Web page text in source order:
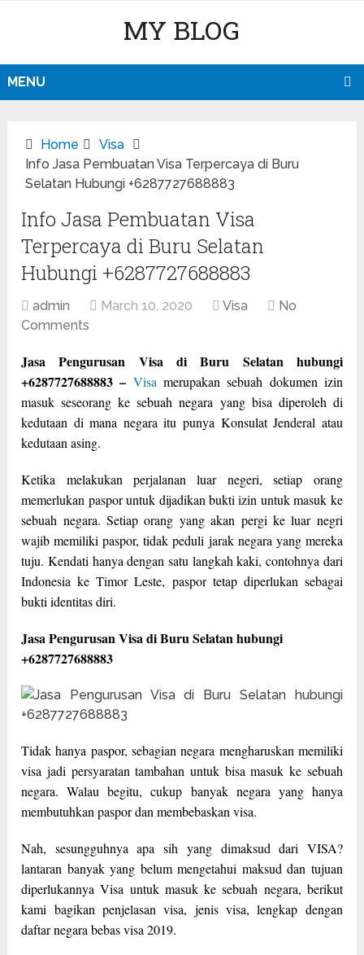
MY BLOG
MENU
Home
Visa
Info Jasa Pembuatan Visa Terpercaya di Buru
Selatan Hubungi +6287727688883
Info Jasa Pembuatan Visa
Terpercaya di Buru Selatan
Hubungi +6287727688883
admin March 10, 2020 Visa
No
Comments
Jasa Pengurusan Visa di Buru Selatan hubungi
+6287727688883 – Visa merupakan sebuah dokumen izin
masuk seseorang ke sebuah negara yang bisa diperoleh di
kedutaan di mana negara itu punya Konsulat Jenderal atau
kedutaan asing.
Ketika melakukan perjalanan luar negeri, setiap orang
memerlukan paspor untuk dijadikan bukti izin untuk masuk ke
sebuah negara. Setiap orang yang akan pergi ke luar negri
wajib memiliki paspor, tidak peduli jarak negara yang mereka
tuju. Kendati hanya dengan satu langkah kaki, contohnya dari
Indonesia ke Timor Leste, paspor tetap diperlukan sebagai
bukti identitas diri.
Jasa Pengurusan Visa di Buru Selatan hubungi
+6287727688883
Tidak hanya paspor, sebagian negara mengharuskan memiliki
visa jadi persyaratan tambahan untuk bisa masuk ke sebuah
negara. Walau begitu, cukup banyak negara yang hanya
membutuhkan paspor dan membebaskan visa.
Nah, sesungguhnya apa sih yang dimaksud dari VISA?
lantaran banyak yang belum mengetahui maksud dan tujuan
diperlukannya Visa untuk masuk ke sebuah negara, berikut
kami bagikan penjelasan visa, jenis visa, lengkap dengan
daftar negara bebas visa 2019.